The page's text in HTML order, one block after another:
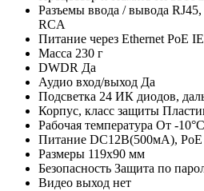
Разъемы ввода / вывода
RCA
Питание через Ethernet PoE
Масса 230 г
DWDR Да
Аудио вход/выход Да
Подсветка 24 ИК диодов,
Корпус, класс защиты
Рабочая температура От -
Питание DC12В(500мА),
Размеры 119х90 мм
Безопасность Защита по
Видео выход нет